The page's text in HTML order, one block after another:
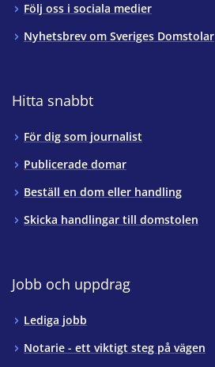
Följ oss i sociala medier
Nyhetsbrev om Sveriges Domstolar
Hitta snabbt
För dig som journalist
Publicerade domar
Beställ en dom eller handling
Skicka handlingar till domstolen
Jobb och uppdrag
Lediga jobb
Notarie - ett viktigt steg på vägen